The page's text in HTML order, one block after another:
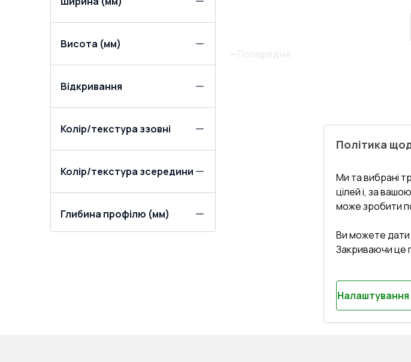
Висота (мм)
Відкривання
Колір/текстура ззовні
Колір/текстура зсередини
Глибина профілю (мм)
Попередня
Політика
Ми та вибрані
цілей і, за
може зробити
Ви можете дати
Закриваючи це